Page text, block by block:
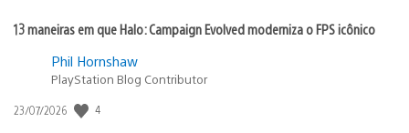
13 maneiras em que Halo: Campaign Evolved moderniza o FPS icônico
Phil Hornshaw
PlayStation Blog Contributor
Data
23/07/2026 4